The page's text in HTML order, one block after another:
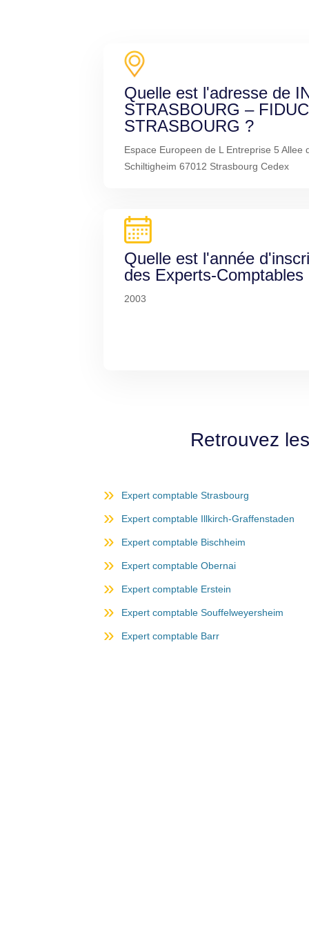
Quelle est l'adresse de
STRASBOURG –
STRASBOURG ?
Espace Europeen de L Entreprise 5 Allee
Schiltigheim 67012 Strasbourg Cedex
Quelle est l'année
des Experts-Comptables
2003
Retrouvez
Expert comptable Strasbourg
Expert comptable Illkirch-Graffenstaden
Expert comptable Bischheim
Expert comptable Obernai
Expert comptable Erstein
Expert comptable Souffelweyersheim
Expert comptable Barr